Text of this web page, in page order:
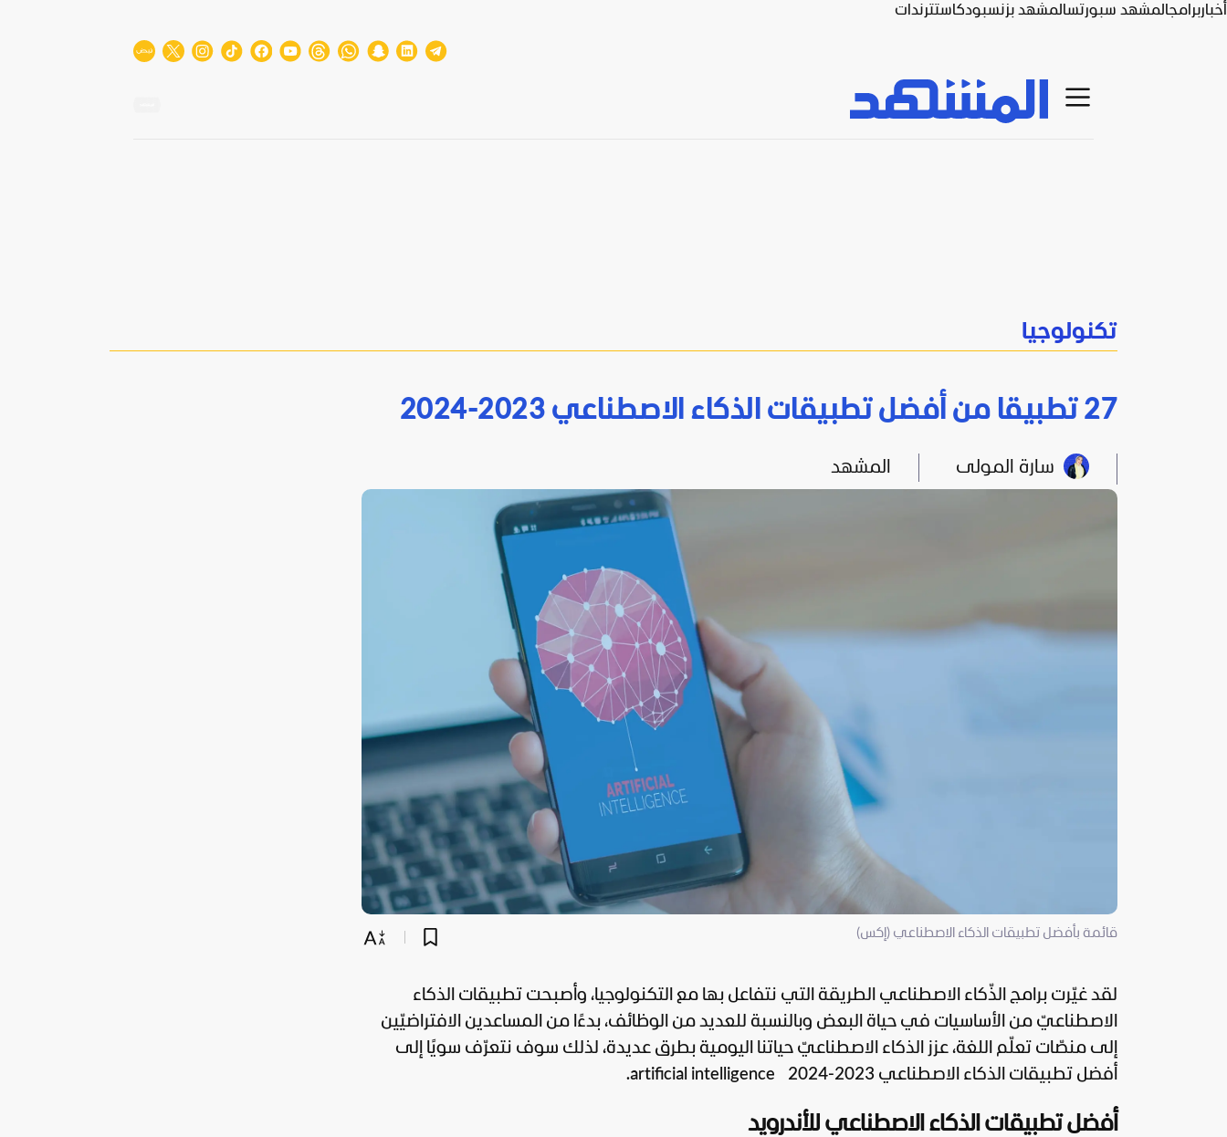
أخباربرامجالمشهد سبورتسالمشهد بزنسبودكاستترندات
تكنولوجيا
27 تطبيقا من أفضل تطبيقات الذكاء الاصطناعي 2023-2024
سارة المولى المشهد
قائمة بأفضل تطبيقات الذكاء الاصطناعي (إكس)
لقد غيّرت برامج الذّكاء الاصطناعي الطريقة التي نتفاعل بها مع التكنولوجيا، وأصبحت تطبيقات الذكاء
الاصطناعيّ من الأساسيات في حياة البعض وبالنسبة للعديد من الوظائف، بدءًا من المساعدين الافتراضيّين
إلى منصّات تعلّم اللغة، عزز الذكاء الاصطناعيّ حياتنا اليومية بطرق عديدة، لذلك سوف نتعرّف سويًا إلى
أفضل تطبيقات الذكاء الاصطناعي
أفضل تطبيقات الذكاء الاصطناعي للأندرويد